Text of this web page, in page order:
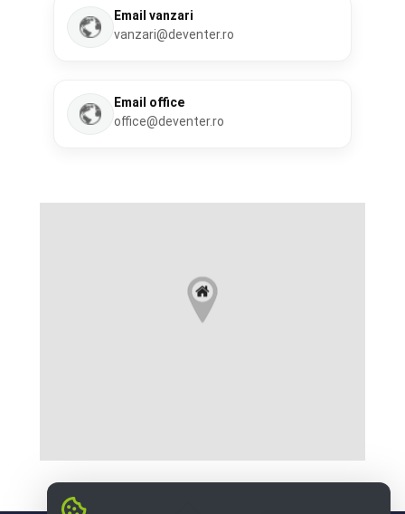
Email vanzari
vanzari@deventer.ro
Email office
office@deventer.ro